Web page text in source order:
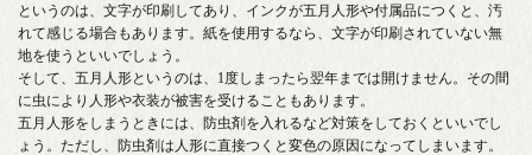
というのは、文字が印刷してあり、インクが五月人形や付属品につくと、汚
れて感じる場合もあります。紙を使用するなら、文字が印刷されていない無
地を使うといいでしょう。
そして、五月人形というのは、1度しまったら翌年までは開けません。その間
に虫により人形や衣装が被害を受けることもあります。
五月人形をしまうときには、防虫剤を入れるなど対策をしておくといいでし
ょう。ただし、防虫剤は人形に直接つくと変色の原因になってしまいます。